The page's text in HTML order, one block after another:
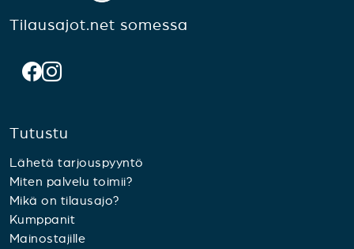
Tilausajot.net somessa
Tutustu
Lähetä tarjouspyyntö
Miten palvelu toimii?
Mikä on tilausajo?
Kumppanit
Mainostajille